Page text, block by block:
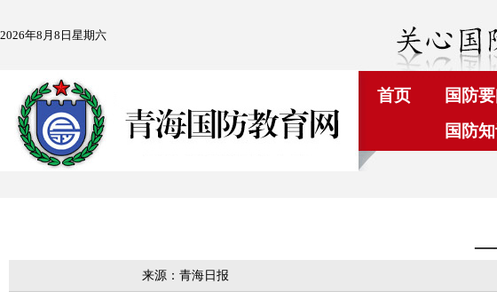
2026年8月8日星期六
首页 国防
国防
来源：青海日报